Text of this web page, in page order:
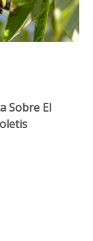
Sobre El